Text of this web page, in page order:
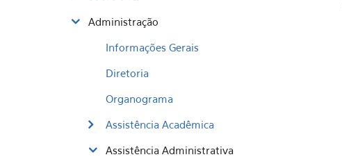
Administração
Informações Gerais
Diretoria
Organograma
Assistência Acadêmica
Assistência Administrativa